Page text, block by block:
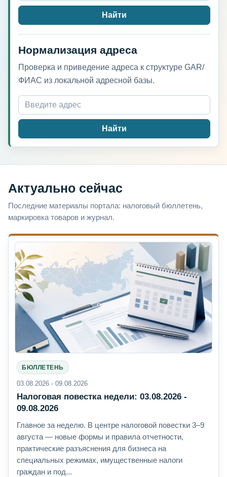
Найти
Нормализация адреса
Проверка и приведение адреса к структуре GAR/
ФИАС из локальной адресной базы.
Найти
Актуально сейчас
Последние материалы портала: налоговый бюллетень,
маркировка товаров и журнал.
БЮЛЛЕТЕНЬ
03.08.2026 - 09.08.2026
Налоговая повестка недели: 03.08.2026 -
09.08.2026
Главное за неделю. В центре налоговой повестки 3–9
августа — новые формы и правила отчетности,
практические разъяснения для бизнеса на
специальных режимах, имущественные налоги
граждан и под...